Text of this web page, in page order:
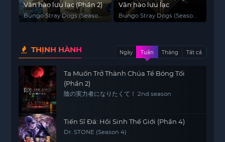
Văn hào lưu lạc (Phần 2)
Bungo Stray Dogs (Season
Văn hào lưu lạc
Bungo Stray Dogs (Season
THỊNH HÀNH Ngày Tuần Tháng Tất cả
Ta Muốn Trở Thành Chúa Tể Bóng Tối
(Phần 2)
陰の実力者になりたくて！ 2nd season
Tiến Sĩ Đá: Hồi Sinh Thế Giới (Phần 4)
Dr. STONE (Season 4)